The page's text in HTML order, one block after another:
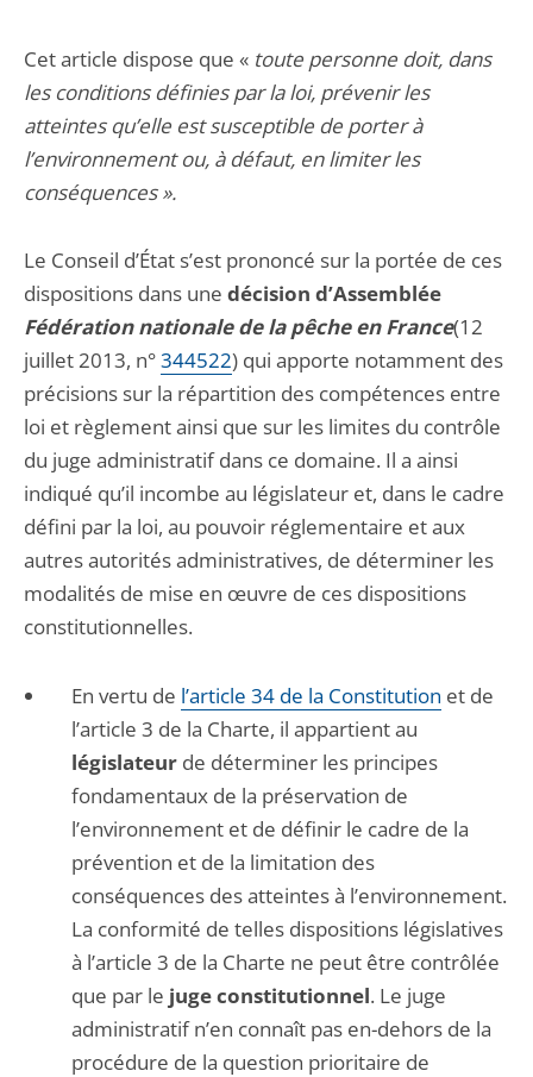
Cet article dispose que « toute personne doit, dans
les conditions définies par la loi, prévenir les
atteintes qu’elle est susceptible de porter à
l’environnement ou, à défaut, en limiter les
conséquences ».
Le Conseil d’État s’est prononcé sur la portée de ces
dispositions dans une décision d’Assemblée
Fédération nationale de la pêche en France(12
juillet 2013, n°344522) qui apporte notamment des
précisions sur la répartition des compétences entre
loi et règlement ainsi que sur les limites du contrôle
du juge administratif dans ce domaine. Il a ainsi
indiqué qu’il incombe au législateur et, dans le cadre
défini par la loi, au pouvoir réglementaire et aux
autres autorités administratives, de déterminer les
modalités de mise en œuvre de ces dispositions
constitutionnelles.
En vertu de l’article 34 de la Constitution et de
l’article 3 de la Charte, il appartient au
législateur de déterminer les principes
fondamentaux de la préservation de
l’environnement et de définir le cadre de la
prévention et de la limitation des
conséquences des atteintes à l’environnement.
La conformité de telles dispositions législatives
à l’article 3 de la Charte ne peut être contrôlée
que par le juge constitutionnel. Le juge
administratif n’en connaît pas en-dehors de la
procédure de la question prioritaire de